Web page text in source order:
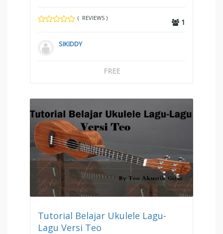
( REVIEWS ) 1
SIKIDDY
FREE
Tutorial Belajar Ukulele Lagu-
Lagu Versi Teo